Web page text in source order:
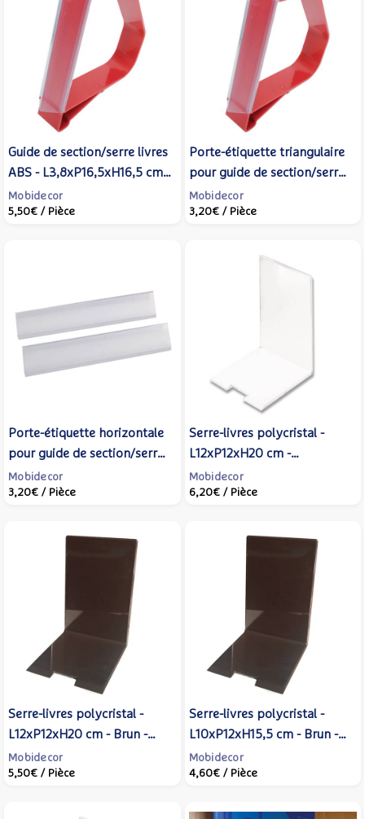
Guide de section/serre livres
ABS - L3,8xP16,5xH16,5 cm -
Rouge - Mobidecor
Mobidecor
5,50€ / Pièce
Porte-étiquette triangulaire
pour guide de section/serre-
livres - Mobidecor
Mobidecor
3,20€ / Pièce
Porte-étiquette horizontale
pour guide de section/serre-
livres - Mobidecor
Mobidecor
3,20€ / Pièce
Serre-livres polycristal -
L12xP12xH20 cm -
Transparent - Mobidecor
Mobidecor
6,20€ / Pièce
Serre-livres polycristal -
L12xP12xH20 cm - Brun -
Mobidecor
Mobidecor
5,50€ / Pièce
Serre-livres polycristal -
L10xP12xH15,5 cm - Brun -
Mobidecor
Mobidecor
4,60€ / Pièce